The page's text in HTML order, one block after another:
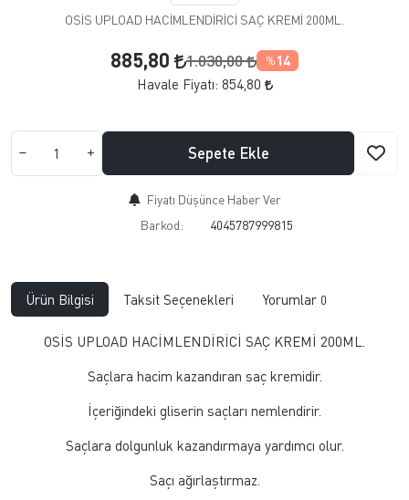
OSİS UPLOAD HACİMLENDİRİCİ SAÇ KREMİ 200ML.
885,80 1.030,00 % 14
Havale Fiyatı: 854,80
Sepete Ekle
Fiyatı Düşünce Haber Ver
Barkod:
4045787999815
Ürün Bilgisi Taksit Seçenekleri Yorumlar 0
OSİS UPLOAD HACİMLENDİRİCİ SAÇ KREMİ 200ML.
Saçlara hacim kazandıran saç kremidir.
İçeriğindeki gliserin saçları nemlendirir.
Saçlara dolgunluk kazandırmaya yardımcı olur.
Saçı ağırlaştırmaz.